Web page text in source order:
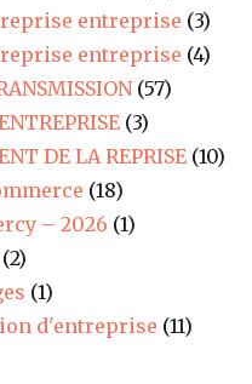
entreprise (3)
entreprise (4)
(57)
(3)
DE LA REPRISE (10)
(18)
– 2026 (1)
(2)
(1)
d'entreprise (11)